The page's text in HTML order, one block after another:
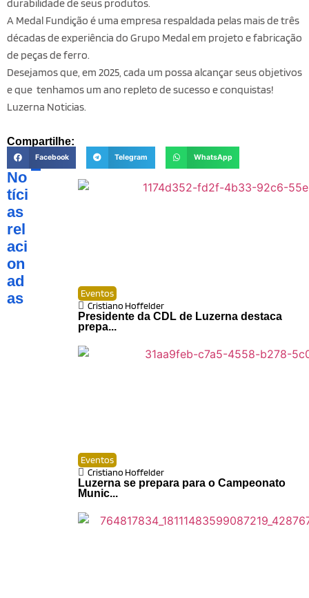
durabilidade de seus produtos.
A Medal Fundição é uma empresa respaldada pelas mais de três
décadas de experiência do Grupo Medal em projeto e fabricação
de peças de ferro.
Desejamos que, em 2025, cada um possa alcançar seus objetivos
e que tenhamos um ano repleto de sucesso e conquistas!
Luzerna Noticias.
Compartilhe:
Facebook Telegram WhatsApp
No
tíci
as
rel
aci
on
ad
as
Eventos
Cristiano Hoffelder
Presidente da CDL de Luzerna destaca
prepa...
Eventos
Cristiano Hoffelder
Luzerna se prepara para o Campeonato
Munic...